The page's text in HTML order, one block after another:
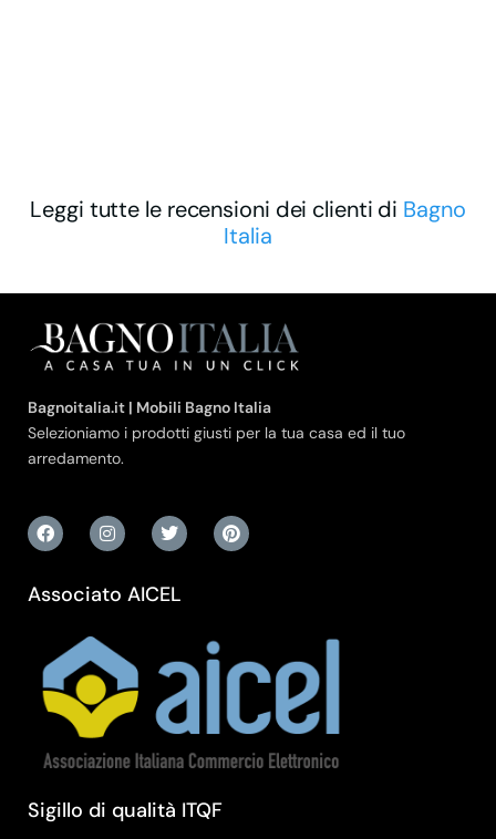
Leggi tutte le recensioni dei clienti di Bagno
Italia
Bagnoitalia.it | Mobili Bagno Italia
Selezioniamo i prodotti giusti per la tua casa ed il tuo
arredamento.
Associato AICEL
Sigillo di qualità ITQF